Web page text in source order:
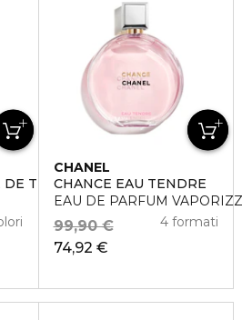
DE TEINT
CHANEL
CHANCE EAU TENDRE
EAU DE PARFUM
74,92 €
99,90 € 4 formati